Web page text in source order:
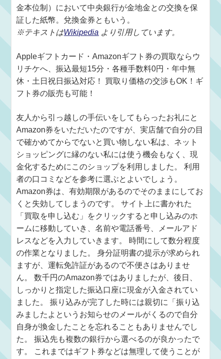
金本位制）において中央銀行が金地金との交換を保
証した紙幣。兌換金券ともいう。
※テキストはWikipedia より引用しています。
Appleギフトカード・Amazonギフト券の買取ならウ
リチケへ、振込最短15分・各種手数料0円・年中無
休・土日祝日振込対応！ 買取り価格の交渉もOK！ギ
フト券の販売も可能！
友人から引っ越しの手伝いをしてもらったお礼にと
Amazon券をいただいたのですが、実店舗で自分の目
で確かめてからでないと買い物しない私は、ネット
ショッピングに縁のない私には使う機会もなく、現
金化するためにこのショップを利用しました。 利用
者の口コミなどを参考に選ぶとよいでしょう。
Amazon券は、有効期限があるのでそのままにしてお
くと失効してしまうのです。 サイト上に書かれた
「買取を申し込む」をクリックすると申し込みのホ
ームに移動していき、名前や電話番号、メールアド
レスなどを入力していきます。 時間にして数分程度
の作業となりました。 身分証明書の提示が求められ
ますが、運転免許証があるので不便さはありませ
ん。 数千円のAmazon券ではありましたが、後日、
しっかりと指定した振込口座に現金が入金されてい
ました。 振り込みが完了した時には親切に「振り込
みましたよというお知らせのメールがくるので自分
自身が換金したことを忘れることもありませんでし
た。 振込先も複数の銀行から選べるのが良かったで
す。 これまではギフト券などは無理して使うことが